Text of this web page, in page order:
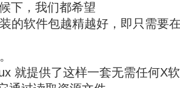
下，我们都希望
的软件包越精越好，即只需要
就提供了这样一套无需任何X